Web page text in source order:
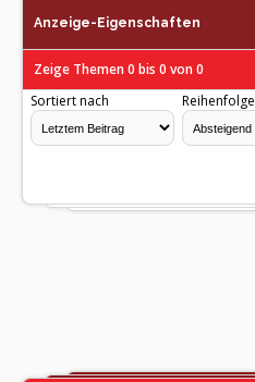
Anzeige-Eigenschaften
Zeige Themen 0 bis 0 von 0
Sortiert nach
Reihenfolge